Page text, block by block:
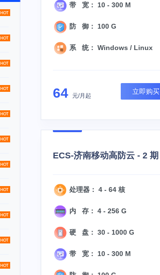
带 宽： 10 - 300 M
防 御： 100 G
系 统： Windows / Linux
64 元/月起
立即购买
ECS-济南移动高防云 - 2 期
处理器： 4 - 64 核
内 存： 4 - 256 G
硬 盘： 30 - 1000 G
带 宽： 10 - 300 M